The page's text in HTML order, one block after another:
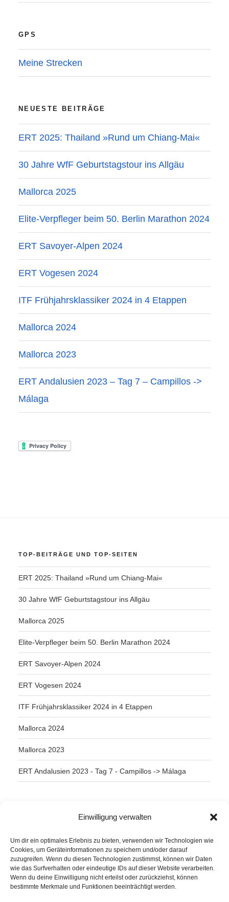
Einwilligung verwalten
Um dir ein optimales Erlebnis zu bieten, verwenden wir Technologien wie
Cookies, um Geräteinformationen zu speichern und/oder darauf
zuzugreifen. Wenn du diesen Technologien zustimmst, können wir Daten
wie das Surfverhalten oder eindeutige IDs auf dieser Website verarbeiten.
Wenn du deine Einwilligung nicht erteilst oder zurückziehst, können
bestimmte Merkmale und Funktionen beeinträchtigt werden.
GPS
Meine Strecken
NEUESTE BEITRÄGE
ERT 2025: Thailand »Rund um Chiang-Mai«
30 Jahre WfF Geburtstagstour ins Allgäu
Mallorca 2025
Elite-Verpfleger beim 50. Berlin Marathon 2024
ERT Savoyer-Alpen 2024
ERT Vogesen 2024
ITF Frühjahrsklassiker 2024 in 4 Etappen
Mallorca 2024
Mallorca 2023
ERT Andalusien 2023 – Tag 7 – Campillos ->
Málaga
TOP-BEITRÄGE UND TOP-SEITEN
ERT 2025: Thailand »Rund um Chiang-Mai«
30 Jahre WfF Geburtstagstour ins Allgäu
Mallorca 2025
Elite-Verpfleger beim 50. Berlin Marathon 2024
ERT Savoyer-Alpen 2024
ERT Vogesen 2024
ITF Frühjahrsklassiker 2024 in 4 Etappen
Mallorca 2024
Mallorca 2023
ERT Andalusien 2023 - Tag 7 - Campillos -> Málaga
Havanna Kuba Laufen Los Angeles
Minusgrade PowerBar Produkte Ruhlsdorf
Tiri